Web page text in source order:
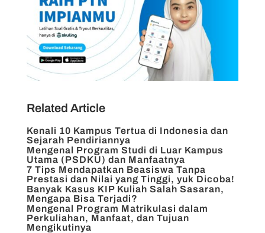
Related Article
Kenali 10 Kampus Tertua di Indonesia dan
Sejarah Pendiriannya
Mengenal Program Studi di Luar Kampus
Utama (PSDKU) dan Manfaatnya
7 Tips Mendapatkan Beasiswa Tanpa
Prestasi dan Nilai yang Tinggi, yuk Dicoba!
Banyak Kasus KIP Kuliah Salah Sasaran,
Mengapa Bisa Terjadi?
Mengenal Program Matrikulasi dalam
Perkuliahan, Manfaat, dan Tujuan
Mengikutinya